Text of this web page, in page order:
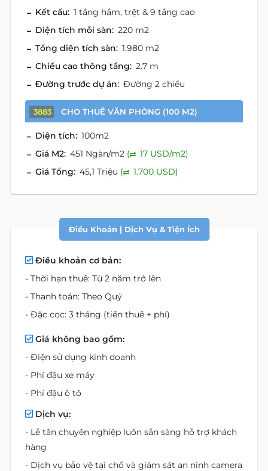
Kết cấu: 1 tầng hầm, trệt & 9 tầng cao
Diện tích mỗi sàn: 220 m2
Tổng diện tích sàn: 1.980 m2
Chiều cao thông tầng: 2.7 m
Đường trước dự án: Đường 2 chiều
3883 CHO THUÊ VĂN PHÒNG (100 M2)
Diện tích: 100m2
Giá M2: 451 Ngàn/m2 (
17 USD/m2)
Giá Tổng: 45,1 Triệu ( 1.700 USD)
Điều Khoản | Dịch Vụ & Tiện Ích
Điều khoản cơ bản:
- Thời hạn thuê: Từ 2 năm trở lên
- Thanh toán: Theo Quý
- Đặc cọc: 3 tháng (tiền thuê + phí)
Giá không bao gồm:
- Điện sử dụng kinh doanh
- Phí đậu xe máy
- Phí đậu ô tô
Dịch vụ:
- Lễ tân chuyên nghiệp luôn sẵn sàng hỗ trợ khách
hàng
- Dịch vụ bảo vệ tại chổ và giám sát an ninh camera